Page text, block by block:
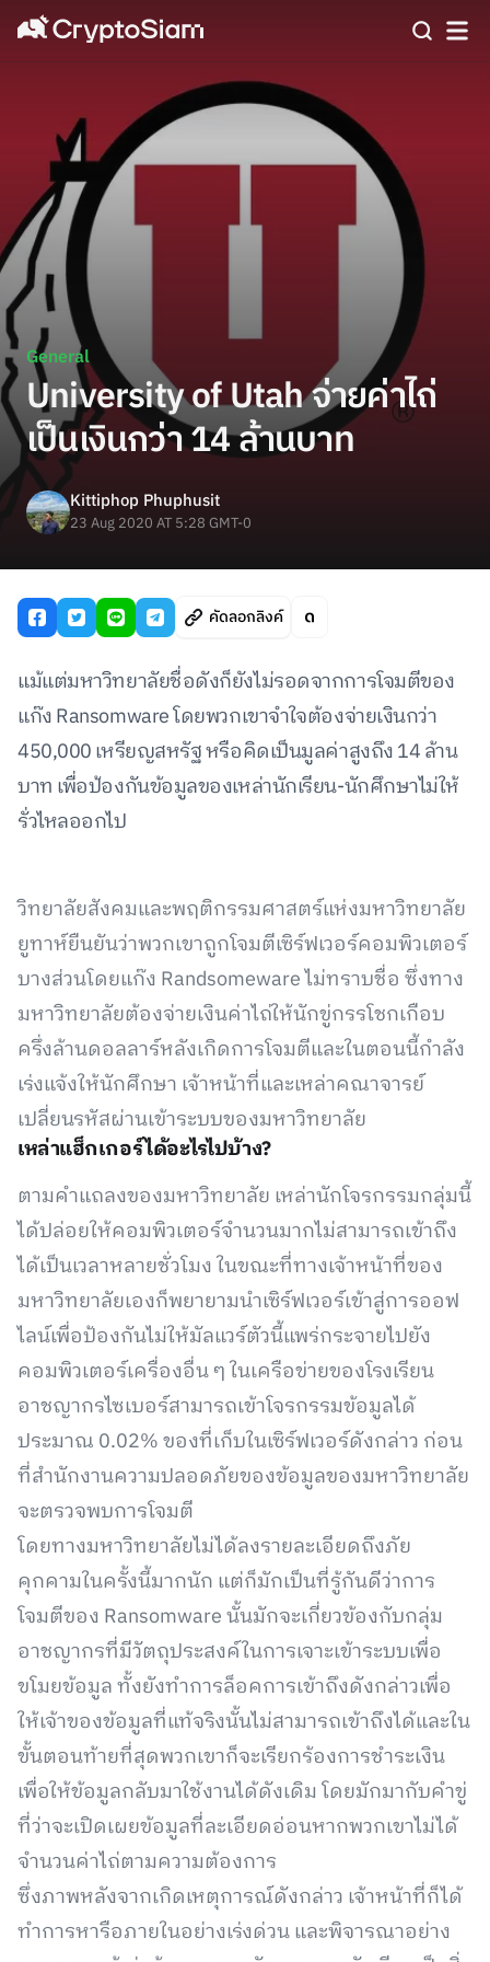
General
University of Utah จ่ายค่าไถ่
เป็นเงินกว่า 14 ล้านบาท
Kittiphop Phuphusit
23 Aug 2020 AT 5:28 GMT-0
คัดลอกลิงค์
แม้แต่มหาวิทยาลัยชื่อดังก็ยังไม่รอดจากการโจมตีของ
แก๊ง Ransomware โดยพวกเขาจำใจต้องจ่ายเงินกว่า
450,000 เหรียญสหรัฐ หรือคิดเป็นมูลค่าสูงถึง 14 ล้าน
บาท เพื่อป้องกันข้อมูลของเหล่านักเรียน-นักศึกษาไม่ให้
รั่วไหลออกไป
วิทยาลัยสังคมและพฤติกรรมศาสตร์แห่งมหาวิทยาลัย
ยูทาห์ยืนยันว่าพวกเขาถูกโจมตีเซิร์ฟเวอร์คอมพิวเตอร์
บางส่วนโดยแก๊ง Randsomeware ไม่ทราบชื่อ ซึ่งทาง
มหาวิทยาลัยต้องจ่ายเงินค่าไถ่ให้นักขู่กรรโชกเกือบ
ครึ่งล้านดอลลาร์หลังเกิดการโจมตีและในตอนนี้กำลัง
เร่งแจ้งให้นักศึกษา เจ้าหน้าที่และเหล่าคณาจารย์
เปลี่ยนรหัสผ่านเข้าระบบของมหาวิทยาลัย
เหล่าแฮ็กเกอร์ได้อะไรไปบ้าง?
ตามคำแถลงของมหาวิทยาลัย เหล่านักโจรกรรมกลุ่มนี้
ได้ปล่อยให้คอมพิวเตอร์จำนวนมากไม่สามารถเข้าถึง
ได้เป็นเวลาหลายชั่วโมง ในขณะที่ทางเจ้าหน้าที่ของ
มหาวิทยาลัยเองก็พยายามนำเซิร์ฟเวอร์เข้าสู่การออฟ
ไลน์เพื่อป้องกันไม่ให้มัลแวร์ตัวนี้แพร่กระจายไปยัง
คอมพิวเตอร์เครื่องอื่น ๆ ในเครือข่ายของโรงเรียน
อาชญากรไซเบอร์สามารถเข้าโจรกรรมข้อมูลได้
ประมาณ 0.02% ของที่เก็บในเซิร์ฟเวอร์ดังกล่าว ก่อน
ที่สำนักงานความปลอดภัยของข้อมูลของมหาวิทยาลัย
จะตรวจพบการโจมตี
โดยทางมหาวิทยาลัยไม่ได้ลงรายละเอียดถึงภัย
คุกคามในครั้งนี้มากนัก แต่ก็มักเป็นที่รู้กันดีว่าการ
โจมตีของ Ransomware นั้นมักจะเกี่ยวข้องกับกลุ่ม
อาชญากรที่มีวัตถุประสงค์ในการเจาะเข้าระบบเพื่อ
ขโมยข้อมูล ทั้งยังทำการล็อคการเข้าถึงดังกล่าวเพื่อ
ให้เจ้าของข้อมูลที่แท้จริงนั้นไม่สามารถเข้าถึงได้และใน
ขั้นตอนท้ายที่สุดพวกเขาก็จะเรียกร้องการชำระเงิน
เพื่อให้ข้อมูลกลับมาใช้งานได้ดังเดิม โดยมักมากับคำขู่
ที่ว่าจะเปิดเผยข้อมูลที่ละเอียดอ่อนหากพวกเขาไม่ได้
จำนวนค่าไถ่ตามความต้องการ
ซึ่งภาพหลังจากเกิดเหตุการณ์ดังกล่าว เจ้าหน้าที่ก็ได้
ทำการหารือภายในอย่างเร่งด่วน และพิจารณาอย่าง